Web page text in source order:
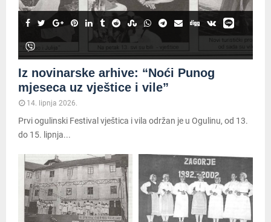
Iz novinarske arhive: “Noći Punog
mjeseca uz vještice i vile”
14. lipnja 2026.
Prvi ogulinski Festival vještica i vila održan je u Ogulinu, od 13.
do 15. lipnja...